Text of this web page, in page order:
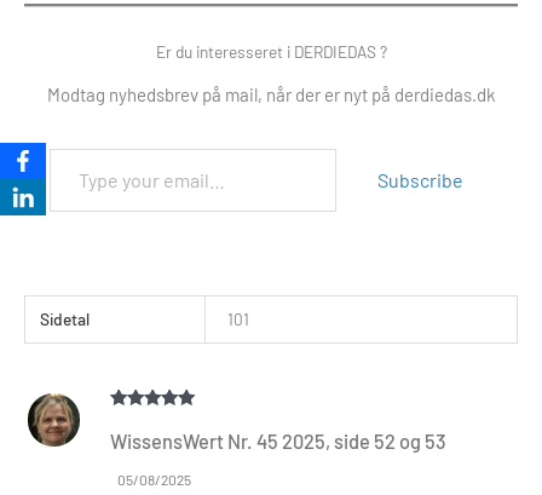
Er du interesseret i DERDIEDAS ?
Modtag nyhedsbrev på mail, når der er nyt på derdiedas.dk
Subscribe
Sidetal 101
ud af 5
WissensWert Nr. 45 2025, side 52 og 53
05/08/2025